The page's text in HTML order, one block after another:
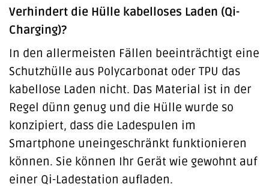
Verhindert die Hülle kabelloses Laden (Qi-
Charging)?
In den allermeisten Fällen beeinträchtigt eine
Schutzhülle aus Polycarbonat oder TPU das
kabellose Laden nicht. Das Material ist in der
Regel dünn genug und die Hülle wurde so
konzipiert, dass die Ladespulen im
Smartphone uneingeschränkt funktionieren
können. Sie können Ihr Gerät wie gewohnt auf
einer Qi-Ladestation aufladen.